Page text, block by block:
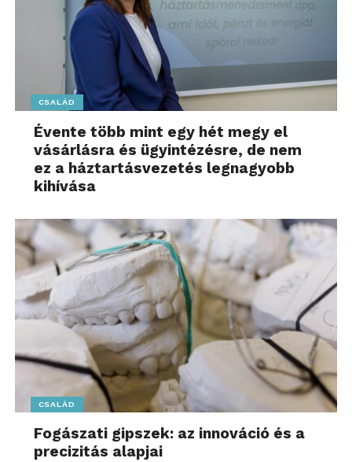
CSALÁD
Évente több mint egy hét megy el
vásárlásra és ügyintézésre, de nem
ez a háztartásvezetés legnagyobb
kihívása
CSALÁD
Fogászati gipszek: az innováció és a
precizitás alapjai